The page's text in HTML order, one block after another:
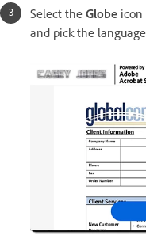
Select the Globe
and pick the